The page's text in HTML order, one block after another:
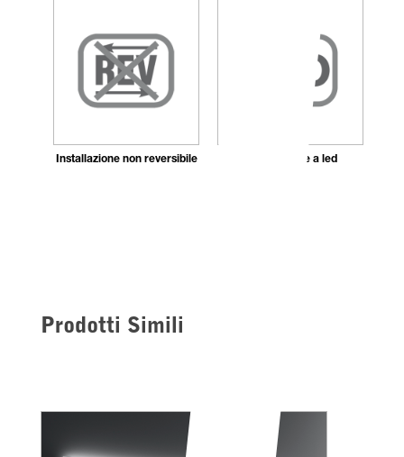
Installazione non reversibile llluminazione a led
Prodotti Simili